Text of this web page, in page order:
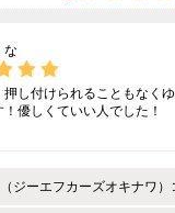
な
し付けられることもなく
優しくていい人でした！
ーエフカーズオキナワ）